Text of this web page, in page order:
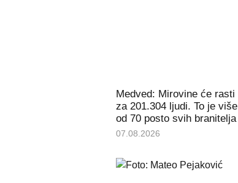
Medved: Mirovine će rasti
za 201.304 ljudi. To je više
od 70 posto svih branitelja
07.08.2026